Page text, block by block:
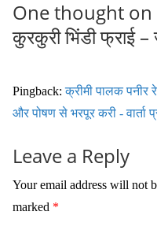
One thought on
कुरकुरी भिंडी फ्राई –
Pingback:क्रीमी पालक पनीर
और पोषण से भरपूर करी - वार्ता
Leave a Reply
Your email address will not
marked *